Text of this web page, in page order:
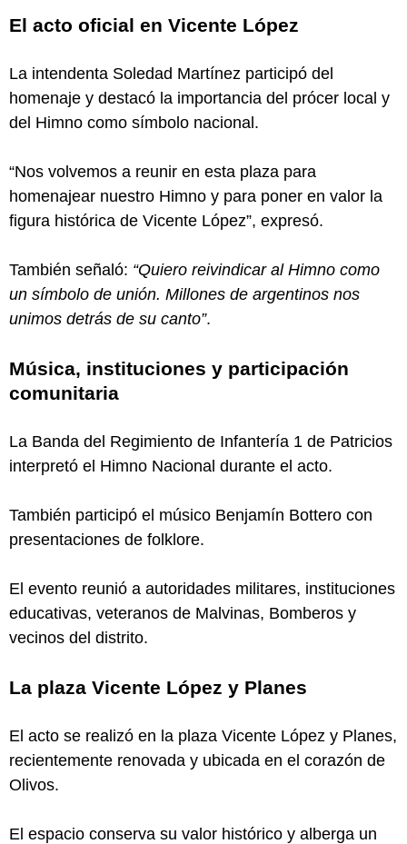
El acto oficial en Vicente López
La intendenta Soledad Martínez participó del
homenaje y destacó la importancia del prócer local y
del Himno como símbolo nacional.
“Nos volvemos a reunir en esta plaza para
homenajear nuestro Himno y para poner en valor la
figura histórica de Vicente López”, expresó.
También señaló: “Quiero reivindicar al Himno como
un símbolo de unión. Millones de argentinos nos
unimos detrás de su canto”.
Música, instituciones y participación
comunitaria
La Banda del Regimiento de Infantería 1 de Patricios
interpretó el Himno Nacional durante el acto.
También participó el músico Benjamín Bottero con
presentaciones de folklore.
El evento reunió a autoridades militares, instituciones
educativas, veteranos de Malvinas, Bomberos y
vecinos del distrito.
La plaza Vicente López y Planes
El acto se realizó en la plaza Vicente López y Planes,
recientemente renovada y ubicada en el corazón de
Olivos.
El espacio conserva su valor histórico y alberga un